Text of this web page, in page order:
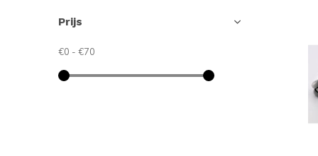
Prijs
€0 - €70